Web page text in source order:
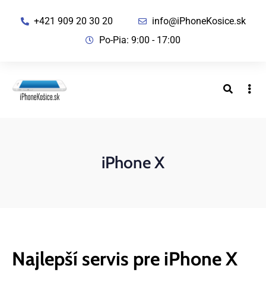
+421 909 20 30 20
info@iPhoneKosice.sk
Po-Pia: 9:00 - 17:00
iPhone X
Najlepší servis pre iPhone X